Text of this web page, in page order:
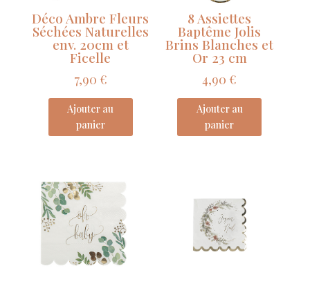
4
cm
Déco Ambre Fleurs
Séchées Naturelles
env. 20cm et
Ficelle
7,90 €
Ajouter au
panier
8 Assiettes
Baptême Jolis
Brins Blanches et
Or 23 cm
4,90 €
Ajouter au
panier